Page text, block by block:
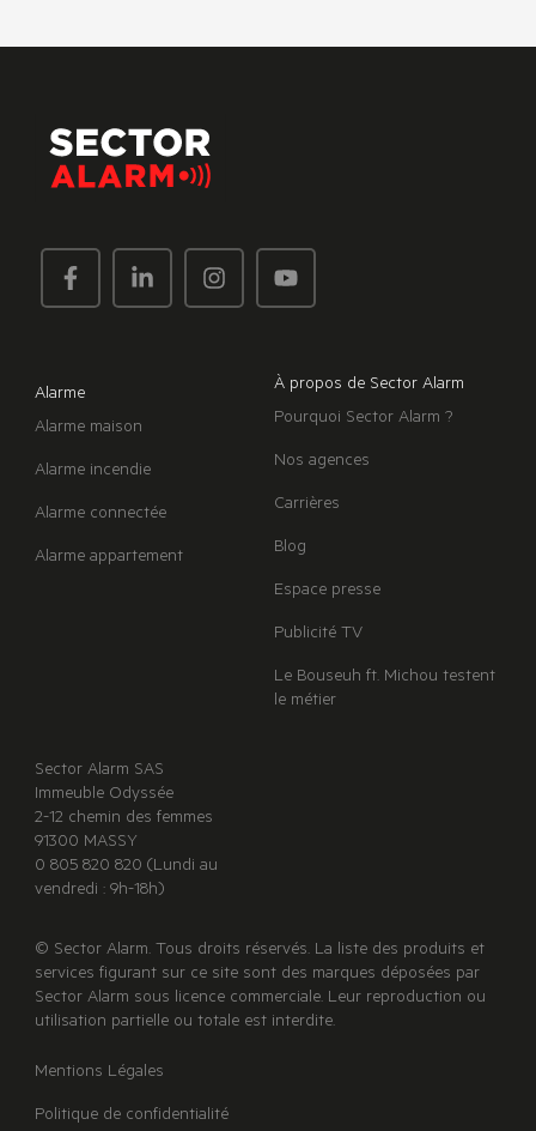
Alarme
Alarme maison
Alarme incendie
Alarme connectée
Alarme appartement
À propos de Sector Alarm
Pourquoi Sector Alarm ?
Nos agences
Carrières
Blog
Espace presse
Publicité TV
Le Bouseuh ft. Michou testent
le métier
Sector Alarm SAS
Immeuble Odyssée
2-12 chemin des femmes
91300 MASSY
0 805 820 820 (Lundi au
vendredi : 9h-18h)
© Sector Alarm. Tous droits réservés. La liste des produits et
services figurant sur ce site sont des marques déposées par
Sector Alarm sous licence commerciale. Leur reproduction ou
utilisation partielle ou totale est interdite.
Mentions Légales
Politique de confidentialité